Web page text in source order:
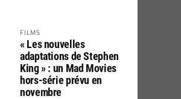
FILMS
« Les nouvelles
adaptations de Stephen
King » : un Mad Movies
hors-série prévu en
novembre